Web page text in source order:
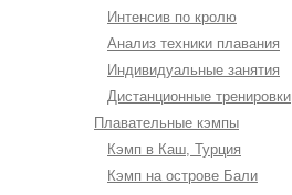
Интенсив по кролю
Анализ техники плавания
Индивидуальные занятия
Дистанционные тренировки
Плавательные кэмпы
Кэмп в Каш, Турция
Кэмп на острове Бали